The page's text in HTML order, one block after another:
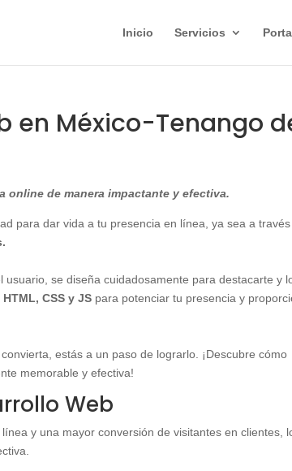
Inicio Servicios
en México-Tenango
online de manera impactante y efectiva.
para dar vida a tu presencia en línea, ya sea a
se diseña cuidadosamente para destacarte y
HTML, CSS y JS para potenciar tu presencia y
estás a un paso de lograrlo. ¡Descubre cómo
memorable y efectiva!
Web
y una mayor conversión de visitantes en clientes,